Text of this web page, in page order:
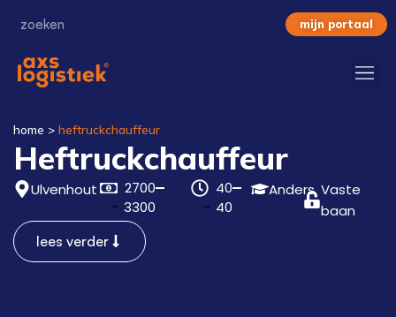
mijn portaal
home > heftruckchauffeur
Heftruckchauffeur
Ulvenhout
2700
3300
40
40
Anders Vaste
baan
lees verder